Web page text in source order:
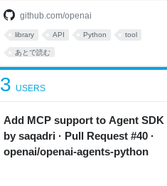
github.com/openai
library API Python tool
あとで読む
Add MCP support to Agent SDK
by saqadri · Pull Request #40 ·
openai/openai-agents-python
3 USERS